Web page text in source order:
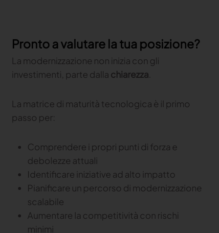
Pronto a valutare la tua posizione?
La modernizzazione non inizia con gli
investimenti, parte dalla chiarezza.
La matrice di maturità tecnologica è il primo
passo per:
Comprendere i propri punti di forza e
debolezze attuali
Identificare iniziative ad alto impatto
Pianificare un percorso di modernizzazione
scalabile
Aumentare la competitività con rischi
minimi